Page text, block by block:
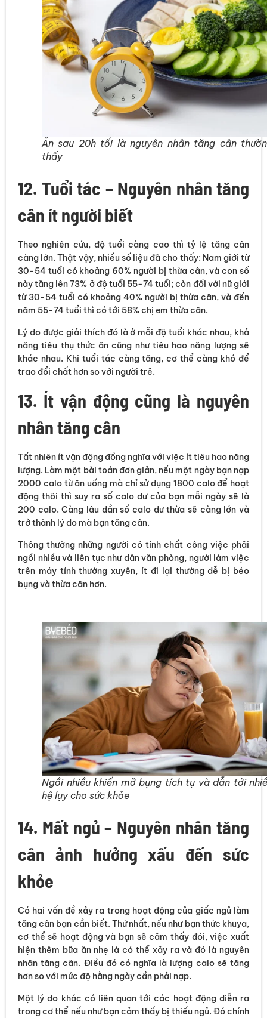
Ăn sau 20h tối là nguyên nhân tăng cân
thấy
12. Tuổi tác – Nguyên nhân tăng
cân ít người biết
Theo nghiên cứu, độ tuổi càng cao thì tỷ lệ tăng cân
càng lớn. Thật vậy, nhiều số liệu đã cho thấy: Nam giới từ
30-54 tuổi có khoảng 60% người bị thừa cân, và con số
này tăng lên 73% ở độ tuổi 55-74 tuổi; còn đối với nữ giới
từ 30-54 tuổi có khoảng 40% người bị thừa cân, và đến
năm 55-74 tuổi thì có tới 58% chị em thừa cân.
Lý do được giải thích đó là ở mỗi độ tuổi khác nhau, khả
năng tiêu thụ thức ăn cũng như tiêu hao năng lượng sẽ
khác nhau. Khi tuổi tác càng tăng, cơ thể càng khó để
trao đổi chất hơn so với người trẻ.
13. Ít vận động cũng là nguyên
nhân tăng cân
Tất nhiên ít vận động đồng nghĩa với việc ít tiêu hao năng
lượng. Làm một bài toán đơn giản, nếu một ngày bạn nạp
2000 calo từ ăn uống mà chỉ sử dụng 1800 calo để hoạt
động thôi thì suy ra số calo dư của bạn mỗi ngày sẽ là
200 calo. Càng lâu dần số calo dư thừa sẽ càng lớn và
trở thành lý do mà bạn tăng cân.
Thông thường những người có tính chất công việc phải
ngồi nhiều và liên tục như dân văn phòng, người làm việc
trên máy tính thường xuyên, ít đi lại thường dễ bị béo
bụng và thừa cân hơn.
Ngồi nhiều khiến mỡ bụng tích tụ và dẫn tới
hệ lụy cho sức khỏe
14. Mất ngủ – Nguyên nhân tăng
cân ảnh hưởng xấu đến sức
khỏe
Có hai vấn đề xảy ra trong hoạt động của giấc ngủ làm
tăng cân bạn cần biết. Thứ nhất, nếu như bạn thức khuya,
cơ thể sẽ hoạt động và bạn sẽ cảm thấy đói, việc xuất
hiện thêm bữa ăn nhẹ là có thể xảy ra và đó là nguyên
nhân tăng cân. Điều đó có nghĩa là lượng calo sẽ tăng
hơn so với mức độ hằng ngày cần phải nạp.
Một lý do khác có liên quan tới các hoạt động diễn ra
trong cơ thể nếu như bạn cảm thấy bị thiếu ngủ. Đó chính